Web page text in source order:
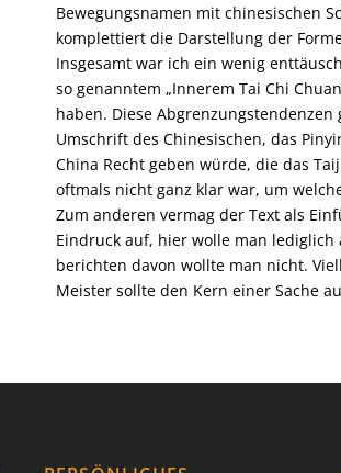
Bewegungsnamen mit chinesischen
komplettiert die Darstellung der
Insgesamt war ich ein wenig
so genanntem „Innerem Tai Chi
haben. Diese
Umschrift des Chinesischen, das
China Recht geben würde, die das
oftmals nicht ganz klar war, um
Zum anderen vermag der Text als
Eindruck auf, hier wolle man lediglich
berichten davon wollte man nicht.
Meister sollte den Kern einer Sache